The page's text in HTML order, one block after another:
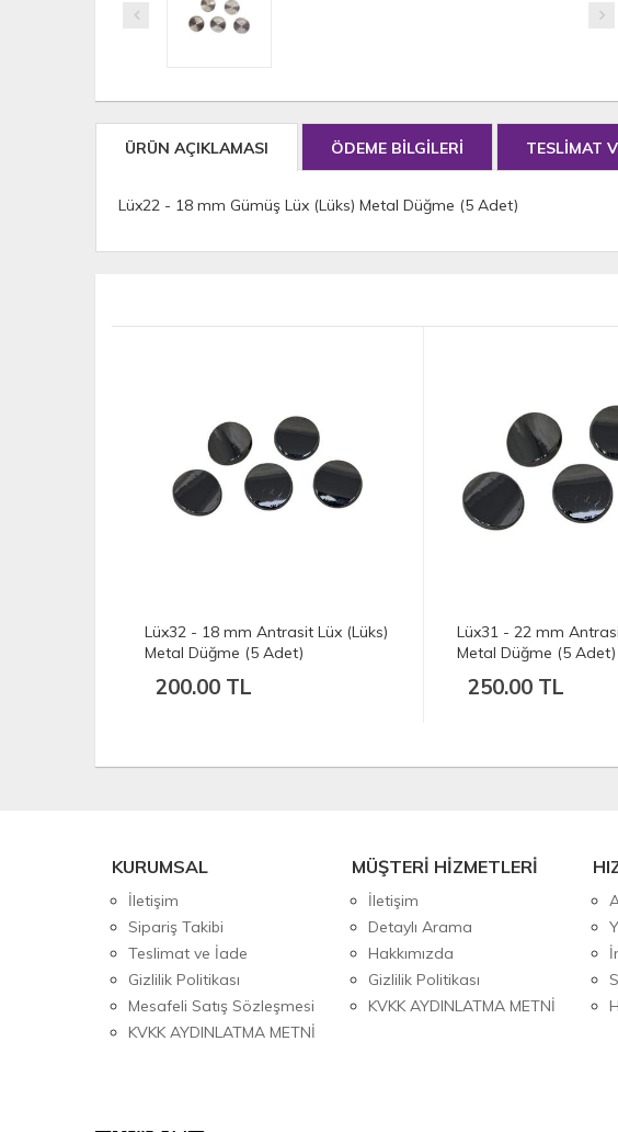
ÜRÜN AÇIKLAMASI ÖDEME BİLGİLERİ TESLİMAT
Lüx22 - 18 mm Gümüş Lüx (Lüks) Metal Düğme (5 Adet)
Lüx32 - 18 mm Antrasit Lüx (Lüks)
Metal Düğme (5 Adet)
200.00 TL
Lüx31 - 22 mm Antrasit Lüx
Metal Düğme (5 Adet)
250.00 TL
KURUMSAL
İletişim
Sipariş Takibi
Teslimat ve İade
Gizlilik Politikası
Mesafeli Satış Sözleşmesi
KVKK AYDINLATMA METNİ
MÜŞTERİ HİZMETLERİ
İletişim
Detaylı Arama
Hakkımızda
Gizlilik Politikası
KVKK AYDINLATMA METNİ